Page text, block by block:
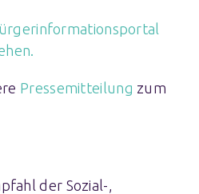
Pressemitteilung zum
der Sozial-,